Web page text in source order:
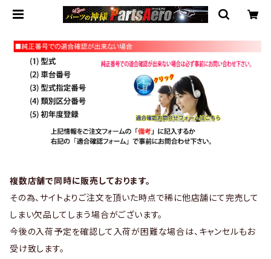
複数店舗で同時に販売しております。
その為、サイトよりご注文を頂いた時点で稀に他店舗にて完売して
しまい欠品してしまう場合がございます。
今後の入荷予定を確認して入荷が困難な場合は、キャンセルもお
受け致します。